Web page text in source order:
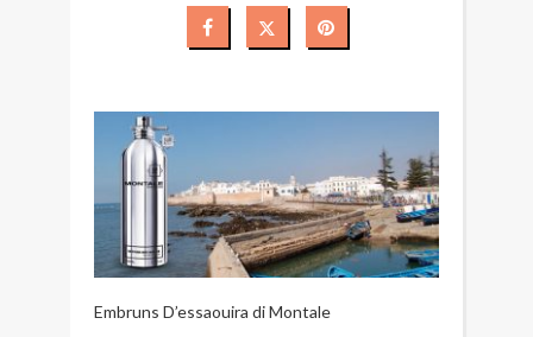
Embruns D’essaouira di Montale